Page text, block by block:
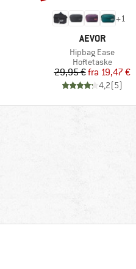
+1
MÆRKE
AEVOR
Artikel
Hipbag Ease
Produktgruppe
Hoftetaske
Pris
29,95 € Nedsat pris
fra 19,47 €
4,2(5)